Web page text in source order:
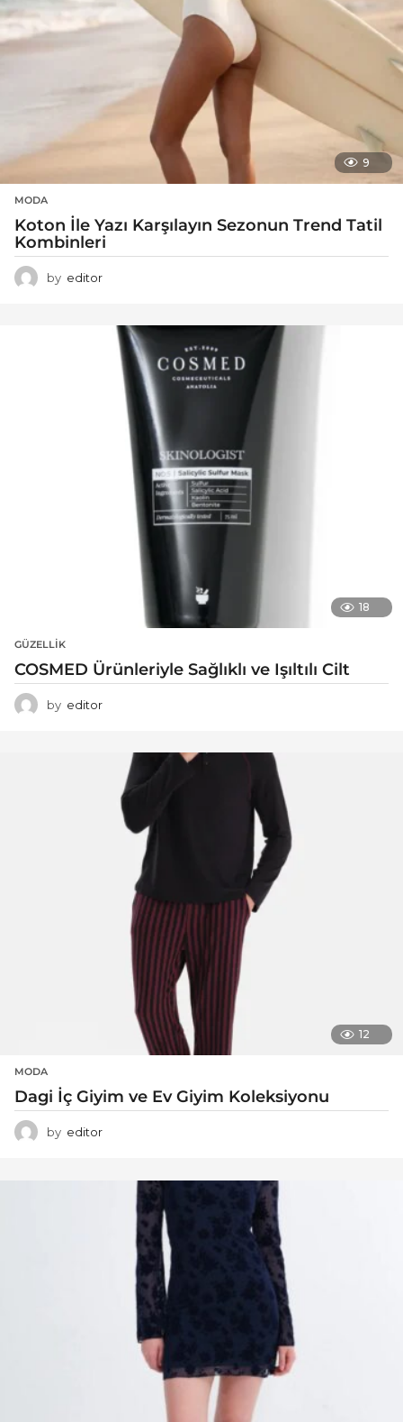
9
MODA
Koton İle Yazı Karşılayın Sezonun Trend Tatil
Kombinleri
by editor
18
GÜZELLIK
COSMED Ürünleriyle Sağlıklı ve Işıltılı Cilt
by editor
12
MODA
Dagi İç Giyim ve Ev Giyim Koleksiyonu
by editor